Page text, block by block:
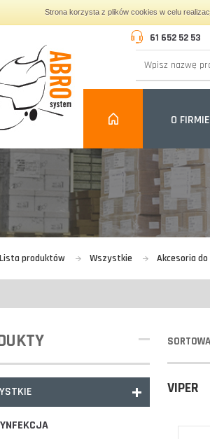
Strona korzysta z plików cookies w celu
61 652 52 53
O FIRMIE
Lista produktów Wszystkie Akcesoria
VIPER